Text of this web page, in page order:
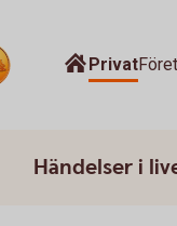
Privat
Händelser i